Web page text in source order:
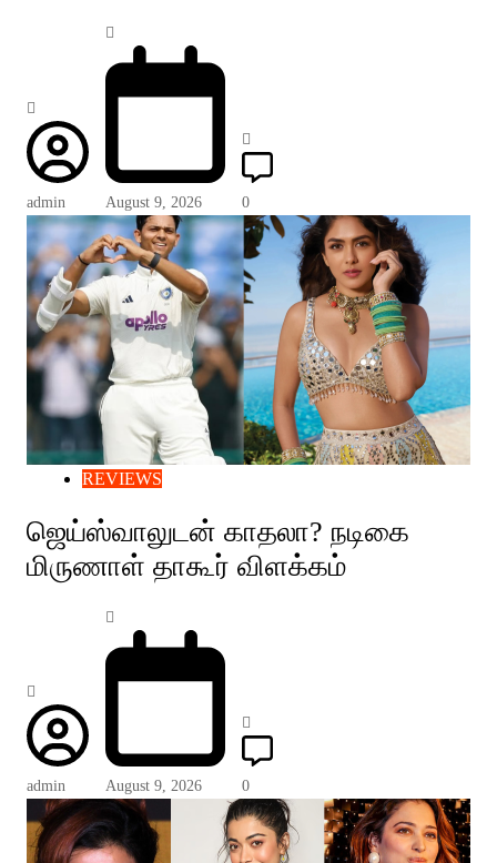
admin August 9, 2026 0
REVIEWS
ஜெய்ஸ்வாலுடன் காதலா? நடிகை
மிருணாள் தாகூர் விளக்கம்
admin August 9, 2026 0